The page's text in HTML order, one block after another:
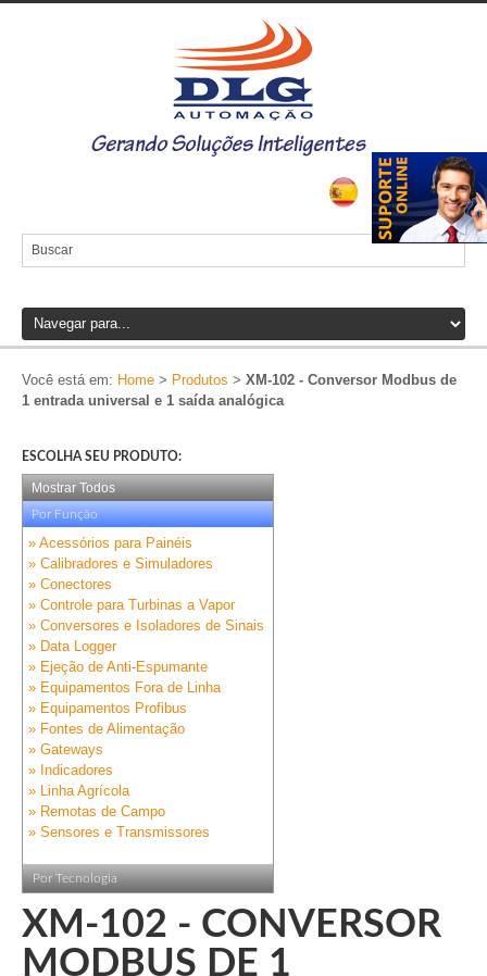
Você está em: Home > Produtos > XM-102 - Conversor Modbus de
1 entrada universal e 1 saída analógica
ESCOLHA SEU PRODUTO:
Mostrar Todos
Por Função
» Acessórios para Painéis
» Calibradores e Simuladores
» Conectores
» Controle para Turbinas a Vapor
» Conversores e Isoladores de Sinais
» Data Logger
» Ejeção de Anti-Espumante
» Equipamentos Fora de Linha
» Equipamentos Profibus
» Fontes de Alimentação
» Gateways
» Indicadores
» Linha Agrícola
» Remotas de Campo
» Sensores e Transmissores
Por Tecnologia
XM-102 - CONVERSOR
MODBUS DE 1